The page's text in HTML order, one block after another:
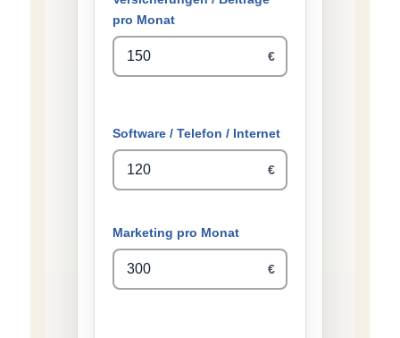
pro Monat
€
Software / Telefon / Internet
€
Marketing pro Monat
€